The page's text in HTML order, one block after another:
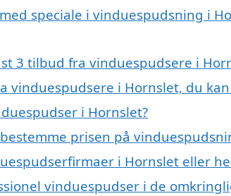
speciale i vinduespudsning i
3 tilbud fra vinduespudsere i
vinduespudsere i Hornslet, du
i Hornslet?
prisen på
i Hornslet eller
vinduespudser i de